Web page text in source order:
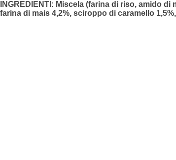
INGREDIENTI: Miscela (farina di riso, amido
farina di mais 4,2%, sciroppo di caramello